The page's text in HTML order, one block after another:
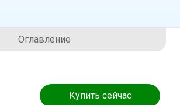
Оглавление
Купить сейчас